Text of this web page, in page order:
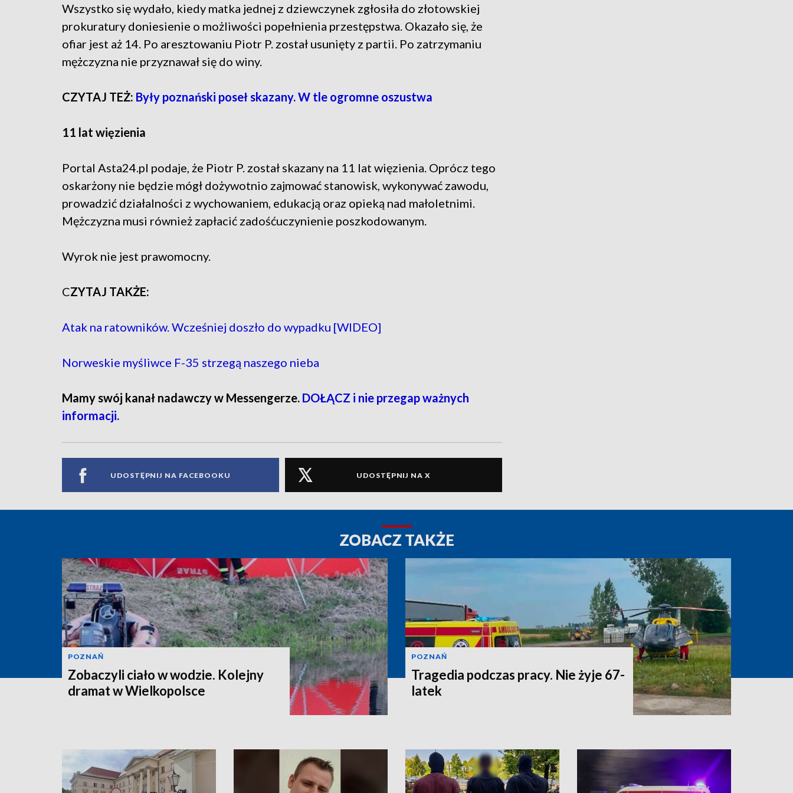
Wszystko się wydało, kiedy matka jednej z dziewczynek zgłosiła do złotowskiej
prokuratury doniesienie o możliwości popełnienia przestępstwa. Okazało się, że
ofiar jest aż 14. Po aresztowaniu Piotr P. został usunięty z partii. Po zatrzymaniu
mężczyzna nie przyznawał się do winy.
CZYTAJ TEŻ: Były poznański poseł skazany. W tle ogromne oszustwa
11 lat więzienia
Portal Asta24.pl podaje, że Piotr P. został skazany na 11 lat więzienia. Oprócz tego
oskarżony nie będzie mógł dożywotnio zajmować stanowisk, wykonywać zawodu,
prowadzić działalności z wychowaniem, edukacją oraz opieką nad małoletnimi.
Mężczyzna musi również zapłacić zadośćuczynienie poszkodowanym.
Wyrok nie jest prawomocny.
CZYTAJ TAKŻE:
Atak na ratowników. Wcześniej doszło do wypadku [WIDEO]
Norweskie myśliwce F-35 strzegą naszego nieba
Mamy swój kanał nadawczy w Messengerze. DOŁĄCZ i nie przegap ważnych
informacji.
UDOSTĘPNIJ NA FACEBOOKU UDOSTĘPNIJ NA X
ZOBACZ TAKŻE
POZNAŃ
Zobaczyli ciało w wodzie. Kolejny
dramat w Wielkopolsce
POZNAŃ
Tragedia podczas pracy. Nie żyje 67-
latek